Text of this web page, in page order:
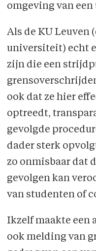
omgeving van
Als de KU Leuven
universiteit) echt
zijn die een
ook dat ze hier
optreedt,
gevolgde
dader sterk
zo onmisbaar dat
gevolgen kan
van studenten of
Ikzelf maakte een
ook melding van